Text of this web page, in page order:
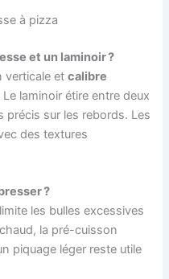
à pizza
et un laminoir ?
verticale etcalibre
laminoir étire entre deux
précis sur les rebords. Les
des textures
?
limite les bulles excessives
la pré-cuisson
piquage léger reste utile